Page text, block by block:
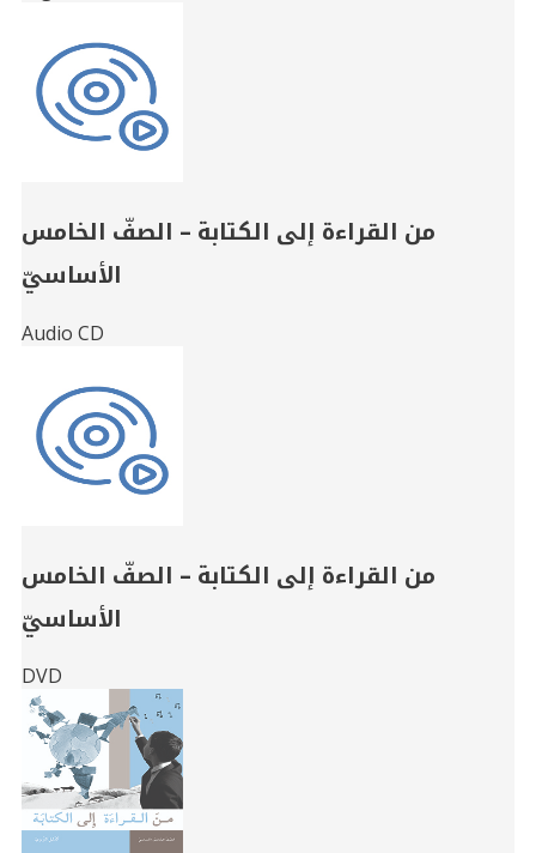
من القراءة إلى الكتابة – الصفّ الخامس
الأساسيّ
Audio CD
من القراءة إلى الكتابة – الصفّ الخامس
الأساسيّ
DVD